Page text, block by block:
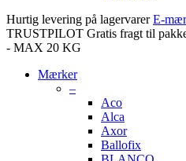
Hurtig levering på lagervarer E-
TRUSTPILOT Gratis fragt til
- MAX 20 KG
Mærker
–
Aco
Alca
Axor
Ballofix